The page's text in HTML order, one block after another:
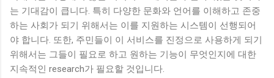
는 기대감이 큽니다. 특히 다양한 문화와 언어를 이해하고 존중
하는 사회가 되기 위해서는 이를 지원하는 시스템이 선행되어
야 합니다. 또한, 주민들이 이 서비스를 진정으로 사용하게 되기
위해서는 그들이 필요로 하고 원하는 기능이 무엇인지에 대한
지속적인 research가 필요할 것입니다.